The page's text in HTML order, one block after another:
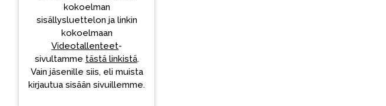
kokoelman
sisällysluettelon ja linkin
kokoelmaan
Videotallenteet-
sivultamme tästä linkistä.
Vain jäsenille siis, eli muista
kirjautua sisään sivuillemme.